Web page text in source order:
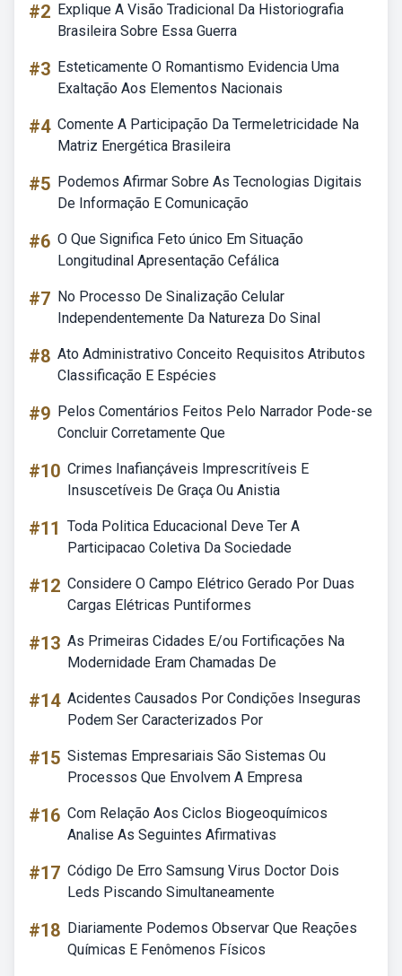
#2 Explique A Visão Tradicional Da Historiografia
Brasileira Sobre Essa Guerra
#3 Esteticamente O Romantismo Evidencia Uma
Exaltação Aos Elementos Nacionais
#4 Comente A Participação Da Termeletricidade Na
Matriz Energética Brasileira
#5 Podemos Afirmar Sobre As Tecnologias Digitais
De Informação E Comunicação
#6 O Que Significa Feto único Em Situação
Longitudinal Apresentação Cefálica
#7 No Processo De Sinalização Celular
Independentemente Da Natureza Do Sinal
#8 Ato Administrativo Conceito Requisitos Atributos
Classificação E Espécies
#9 Pelos Comentários Feitos Pelo Narrador Pode-se
Concluir Corretamente Que
#10 Crimes Inafiançáveis Imprescritíveis E
Insuscetíveis De Graça Ou Anistia
#11 Toda Politica Educacional Deve Ter A
Participacao Coletiva Da Sociedade
#12 Considere O Campo Elétrico Gerado Por Duas
Cargas Elétricas Puntiformes
#13 As Primeiras Cidades E/ou Fortificações Na
Modernidade Eram Chamadas De
#14 Acidentes Causados Por Condições Inseguras
Podem Ser Caracterizados Por
#15 Sistemas Empresariais São Sistemas Ou
Processos Que Envolvem A Empresa
#16 Com Relação Aos Ciclos Biogeoquímicos
Analise As Seguintes Afirmativas
#17 Código De Erro Samsung Virus Doctor Dois
Leds Piscando Simultaneamente
#18 Diariamente Podemos Observar Que Reações
Químicas E Fenômenos Físicos